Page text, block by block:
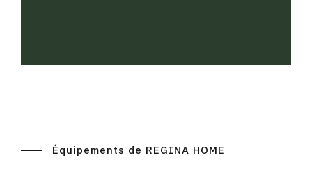
Équipements de REGINA HOME